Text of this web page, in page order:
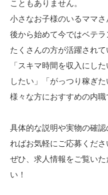
こともありません。
小さなお子様のいるママ
後から始めて今ではベテ
たくさんの方が活躍されて
「スキマ時間を収入にし
したい」「がっつり稼ぎ
様々な方におすすめの内職
具体的な説明や実物の確
ればお気軽にご応募くださ
ぜひ、求人情報をご覧い
い！